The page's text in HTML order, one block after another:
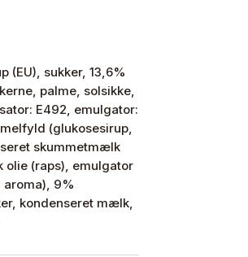
(EU), sukker, 13,6%
palme, solsikke,
E492, emulgator:
(glukosesirup,
skummetmælk
(raps), emulgator
aroma), 9%
kondenseret mælk,